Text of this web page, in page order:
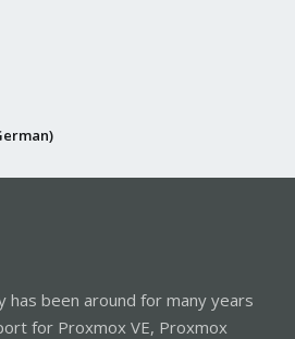
has been around for many years
for Proxmox VE, Proxmox